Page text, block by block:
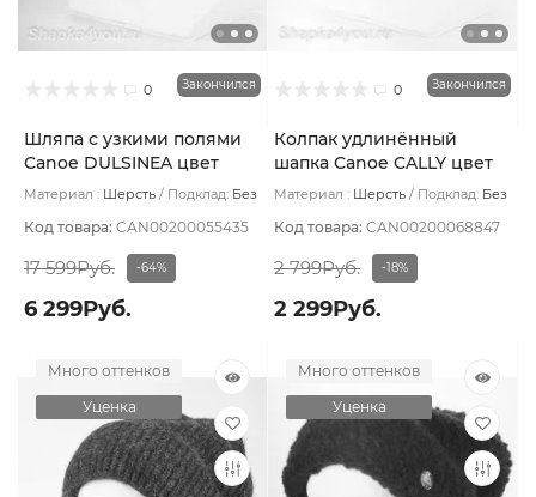
0 Закончился
Шляпа с узкими полями
Canoe DULSINEA цвет
Чёрный размер UNI
Материал : Шерсть Подклад: Без
Код товара: CAN00200055435
17 599Руб. -64%
6 299Руб.
0 Закончился
Колпак удлинённый
шапка Canoe CALLY цвет
Шоколадный
Материал : Шерсть Подклад: Без
Код товара: CAN00200068847
2 799Руб. -18%
2 299Руб.
Много оттенков
Уценка
Много оттенков
Уценка